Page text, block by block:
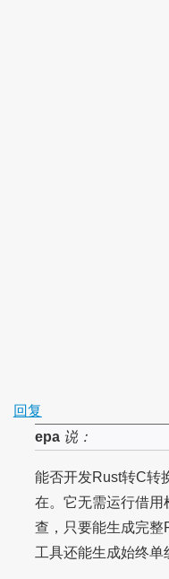
回复
epa说：
能否开发Rust转C转
在。它无需运行借用
查，只要能生成完整
工具还能生成始终单